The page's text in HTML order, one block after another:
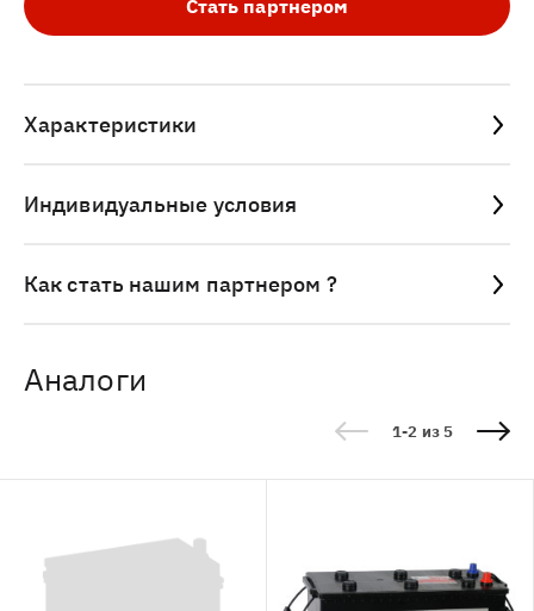
Стать партнером
Характеристики
Индивидуальные условия
Как стать нашим партнером ?
Аналоги
1-2 из 5